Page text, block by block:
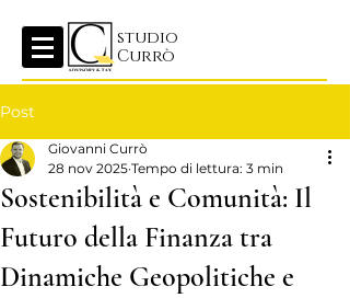
studio
Currò
Post
Sostenibilità e Comunità: Il
Futuro della Finanza tra
Dinamiche Geopolitiche e
Giovanni Currò
28 nov 2025 Tempo di lettura: 3 min